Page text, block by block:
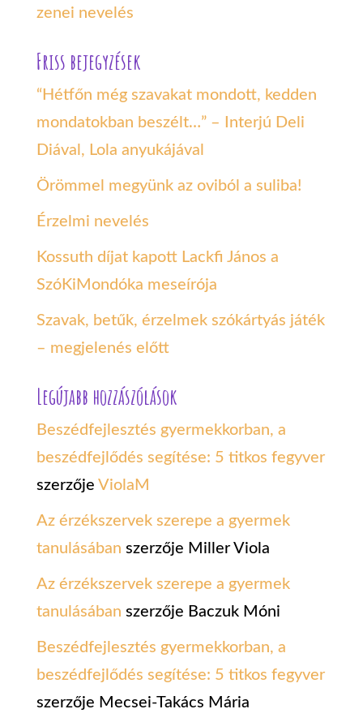
zenei nevelés
Friss bejegyzések
“Hétfőn még szavakat mondott, kedden
mondatokban beszélt…” – Interjú Deli
Diával, Lola anyukájával
Örömmel megyünk az oviból a suliba!
Érzelmi nevelés
Kossuth díjat kapott Lackfi János a
SzóKiMondóka meseírója
Szavak, betűk, érzelmek szókártyás játék
– megjelenés előtt
Legújabb hozzászólások
Beszédfejlesztés gyermekkorban, a
beszédfejlődés segítése: 5 titkos fegyver
szerzője ViolaM
Az érzékszervek szerepe a gyermek
tanulásában szerzője Miller Viola
Az érzékszervek szerepe a gyermek
tanulásában szerzője Baczuk Móni
Beszédfejlesztés gyermekkorban, a
beszédfejlődés segítése: 5 titkos fegyver
szerzője Mecsei-Takács Mária